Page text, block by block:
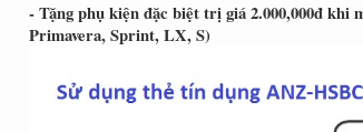
- Tặng phụ kiện đặc biệt trị giá 2.000,000đ khi
Primavera, Sprint, LX, S)